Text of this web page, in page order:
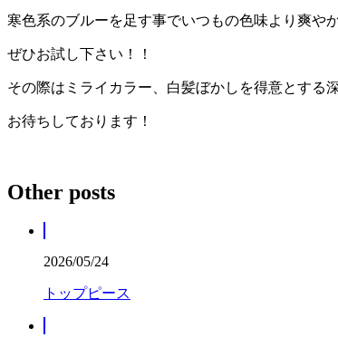
寒色系のブルーを足す事でいつもの色味より爽や
ぜひお試し下さい！！
その際はミライカラー、白髪ぼかしを得意とする
お待ちしております！
Other posts
2026/05/24
トップピース